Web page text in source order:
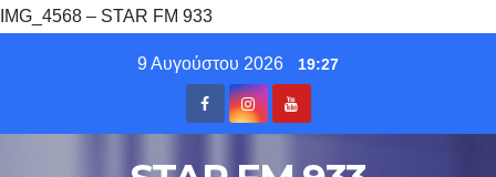
IMG_4568 – STAR FM 933
9 Αυγούστου 2026 19:27